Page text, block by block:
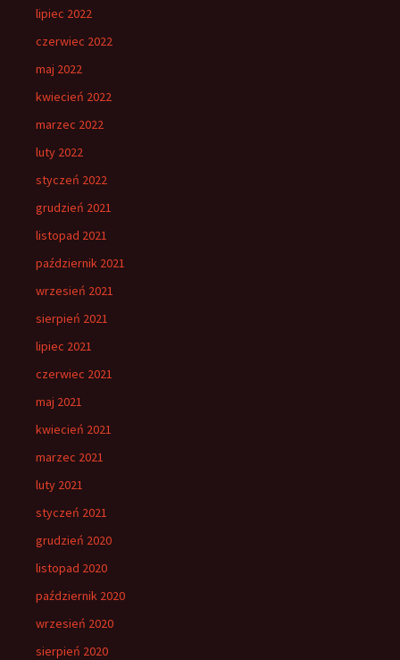
lipiec 2022
czerwiec 2022
maj 2022
kwiecień 2022
marzec 2022
luty 2022
styczeń 2022
grudzień 2021
listopad 2021
październik 2021
wrzesień 2021
sierpień 2021
lipiec 2021
czerwiec 2021
maj 2021
kwiecień 2021
marzec 2021
luty 2021
styczeń 2021
grudzień 2020
listopad 2020
październik 2020
wrzesień 2020
sierpień 2020